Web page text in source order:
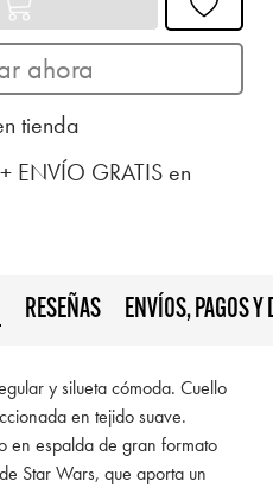
ahora
tienda
ENVÍO GRATIS en
RESEÑAS ENVÍOS, PAGOS Y
y silueta cómoda. Cuello
en tejido suave.
en espalda de gran formato
Star Wars, que aporta un